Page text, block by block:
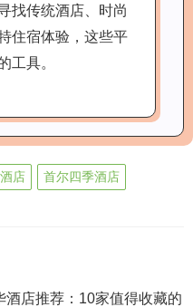
找传统酒店、时尚
住宿体验，这些平
工具。
店 首尔四季酒店
酒店推荐：10家值得收藏的